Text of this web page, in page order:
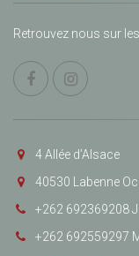
Retrouvez nous sur
4 Allée d’Alsace
40530 Labenne
+262 692369208
+262 692559297